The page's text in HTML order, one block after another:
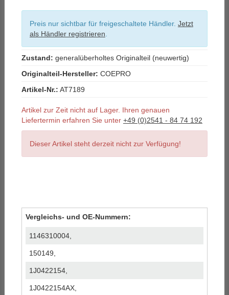
Preis nur sichtbar für freigeschaltete Händler. Jetzt
als Händler registrieren
Zustand: generalüberholtes Originalteil (neuwertig)
Originalteil-Hersteller: COEPRO
Artikel-Nr.: AT7189
Artikel zur Zeit nicht auf Lager. Ihren genauen
Liefertermin erfahren Sie unter +49 (0)2541 - 84 74 192
Dieser Artikel steht derzeit nicht zur Verfügung!
Vergleichs- und OE-Nummern:
1146310004,
150149,
1J0422154,
1J0422154AX,